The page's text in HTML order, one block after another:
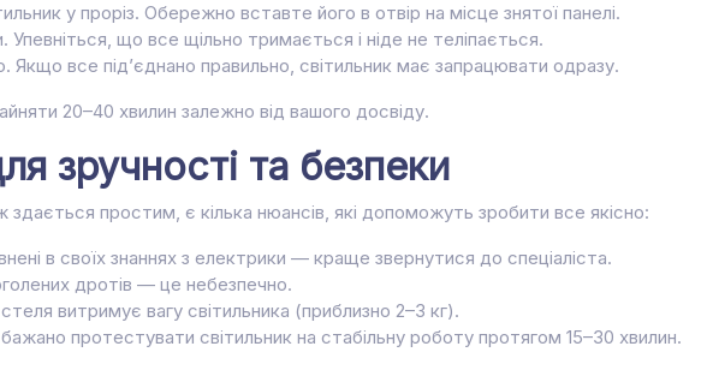
у проріз. Обережно вставте його в отвір на місце знятої панелі.
Упевніться, що все щільно тримається і ніде не теліпається.
Якщо все під’єднано правильно, світильник має запрацювати одразу.
20–40 хвилин залежно від вашого досвіду.
зручності та безпеки
простим, є кілька нюансів, які допоможуть зробити все якісно:
в своїх знаннях з електрики — краще звернутися до спеціаліста.
дротів — це небезпечно.
витримує вагу світильника (приблизно 2–3 кг).
протестувати світильник на стабільну роботу протягом 15–30 хвилин.